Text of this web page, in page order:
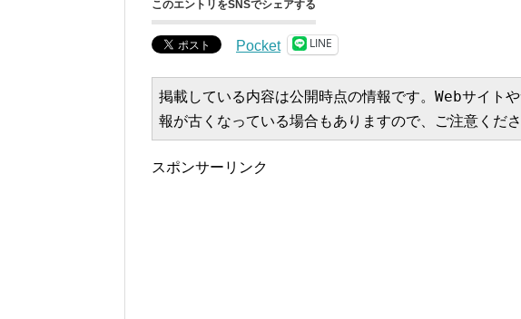
このエントリをSNSでシェアする
Pocket LINE
掲載している内容は公開時点の情報です。Webサイト
報が古くなっている場合もありますので、ご注意くださ
スポンサーリンク